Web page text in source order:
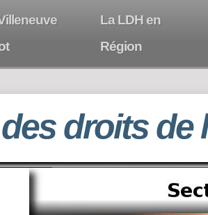
La LDH en
Région
droits de